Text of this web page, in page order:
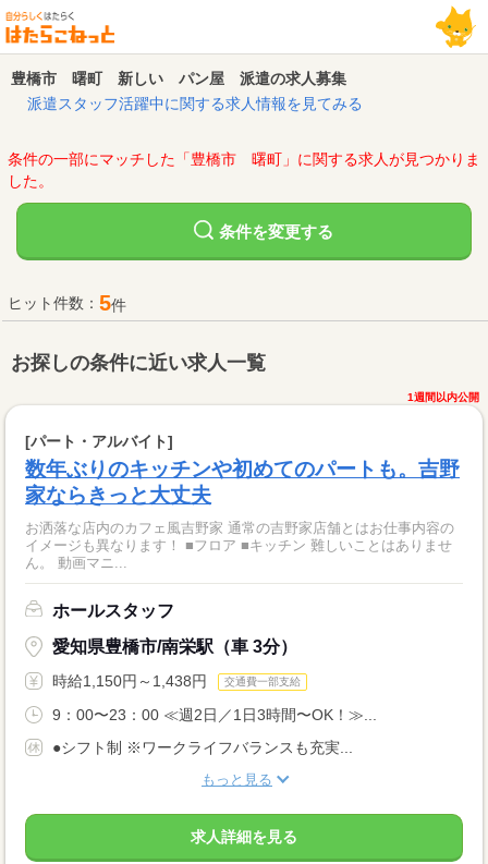
豊橋市 曙町 新しい パン屋 派遣の求人募集
派遣スタッフ活躍中に関する求人情報を見てみる
条件の一部にマッチした「豊橋市 曙町」に関する求人が見つかりま
した。
条件を変更する
ヒット件数： 5件
お探しの条件に近い求人一覧
1週間以内公開
[パート・アルバイト]
数年ぶりのキッチンや初めてのパートも。吉野
家ならきっと大丈夫
お洒落な店内のカフェ風吉野家 通常の吉野家店舗とはお仕事内容の
イメージも異なります！ ■フロア ■キッチン 難しいことはありませ
ん。 動画マニ...
ホールスタッフ
愛知県豊橋市/南栄駅（車 3分）
時給1,150円～1,438円 交通費一部支給
9：00〜23：00 ≪週2日／1日3時間〜OK！≫...
●シフト制 ※ワークライフバランスも充実...
もっと見る
求人詳細を見る